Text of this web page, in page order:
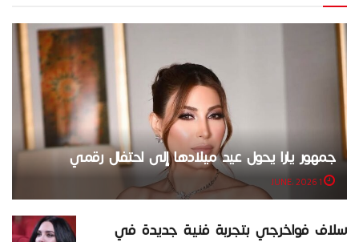
جمهور يارا يحول عيد ميلادها إلى احتفال رقمي
سلاف فواخرجي بتجربة فنية جديدة في